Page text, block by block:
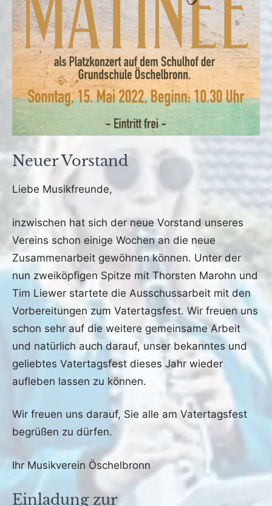
Neuer Vorstand
am
April
2022
fho
Archiv
Liebe Musikfreunde,
inzwischen hat sich der neue Vorstand unseres
Vereins schon einige Wochen an die neue
Zusammenarbeit gewöhnen können. Unter der
nun zweiköpfigen Spitze mit Thorsten Marohn und
Tim Liewer startete die Ausschussarbeit mit den
Vorbereitungen zum Vatertagsfest. Wir freuen uns
schon sehr auf die weitere gemeinsame Arbeit
und natürlich auch darauf, unser bekanntes und
geliebtes Vatertagsfest dieses Jahr wieder
aufleben lassen zu können.
Wir freuen uns darauf, Sie alle am Vatertagsfest
begrüßen zu dürfen.
Ihr Musikverein Öschelbronn
Einladung zur